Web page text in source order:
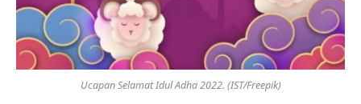
Ucapan Selamat Idul Adha 2022. (IST/Freepik)